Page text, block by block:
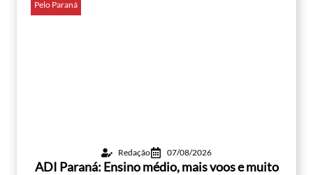
Pelo Paraná
Redação 07/08/2026
ADI Paraná: Ensino médio, mais voos e muito